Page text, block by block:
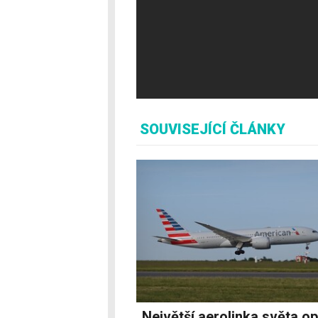
SOUVISEJÍCÍ ČLÁNKY